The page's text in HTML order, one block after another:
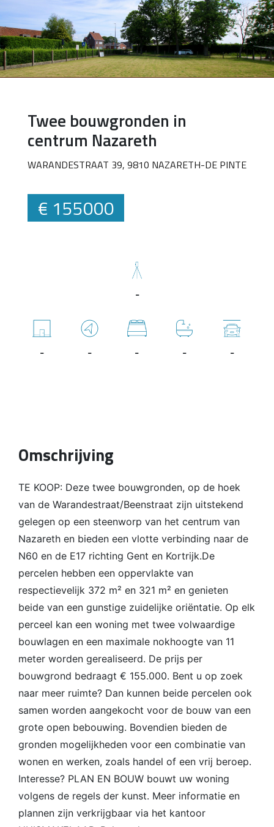
Twee bouwgronden in
centrum Nazareth
WARANDESTRAAT 39, 9810 NAZARETH-DE PINTE
€ 155000
-
- - - - -
Omschrijving
TE KOOP: Deze twee bouwgronden, op de hoek
van de Warandestraat/Beenstraat zijn uitstekend
gelegen op een steenworp van het centrum van
Nazareth en bieden een vlotte verbinding naar de
N60 en de E17 richting Gent en Kortrijk.De
percelen hebben een oppervlakte van
respectievelijk 372 m² en 321 m² en genieten
beide van een gunstige zuidelijke oriëntatie. Op elk
perceel kan een woning met twee volwaardige
bouwlagen en een maximale nokhoogte van 11
meter worden gerealiseerd. De prijs per
bouwgrond bedraagt € 155.000. Bent u op zoek
naar meer ruimte? Dan kunnen beide percelen ook
samen worden aangekocht voor de bouw van een
grote open bebouwing. Bovendien bieden de
gronden mogelijkheden voor een combinatie van
wonen en werken, zoals handel of een vrij beroep.
Interesse? PLAN EN BOUW bouwt uw woning
volgens de regels der kunst. Meer informatie en
plannen zijn verkrijgbaar via het kantoor